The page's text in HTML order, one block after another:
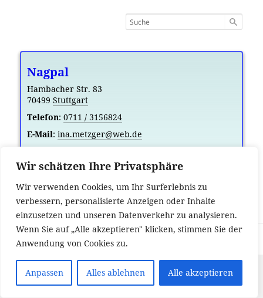
Wir schätzen Ihre Privatsphäre
Wir verwenden Cookies, um Ihr Surferlebnis zu
verbessern, personalisierte Anzeigen oder Inhalte
einzusetzen und unseren Datenverkehr zu analysieren.
Wenn Sie auf „Alle akzeptieren" klicken, stimmen Sie der
Anwendung von Cookies zu.
Anpassen Alles ablehnen Alle akzeptieren
Nagpal
Hambacher Str. 83
70499 Stuttgart
Telefon: 0711 / 3156824
E-Mail: ina.metzger@web.de
Sprachen:Punjabi
Karte anzeigen|